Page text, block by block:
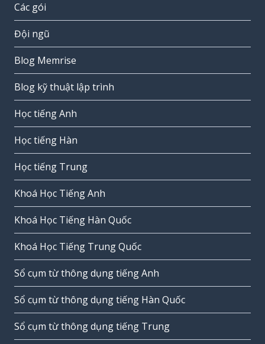
Các gói
Đội ngũ
Blog Memrise
Blog kỹ thuật lập trình
Học tiếng Anh
Học tiếng Hàn
Học tiếng Trung
Khoá Học Tiếng Anh
Khoá Học Tiếng Hàn Quốc
Khoá Học Tiếng Trung Quốc
Sổ cụm từ thông dụng tiếng Anh
Sổ cụm từ thông dụng tiếng Hàn Quốc
Sổ cụm từ thông dụng tiếng Trung